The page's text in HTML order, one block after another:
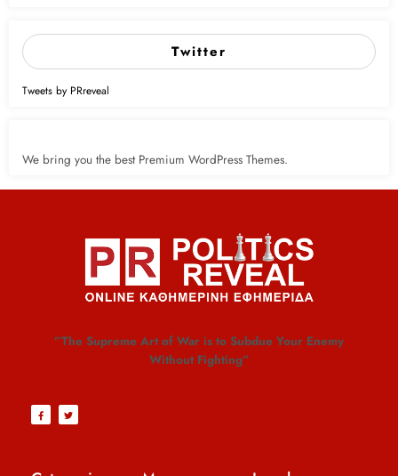
Twitter
Tweets by PRreveal
We bring you the best Premium WordPress Themes.
”The Supreme Art of War is to Subdue Your Enemy
Without Fighting”